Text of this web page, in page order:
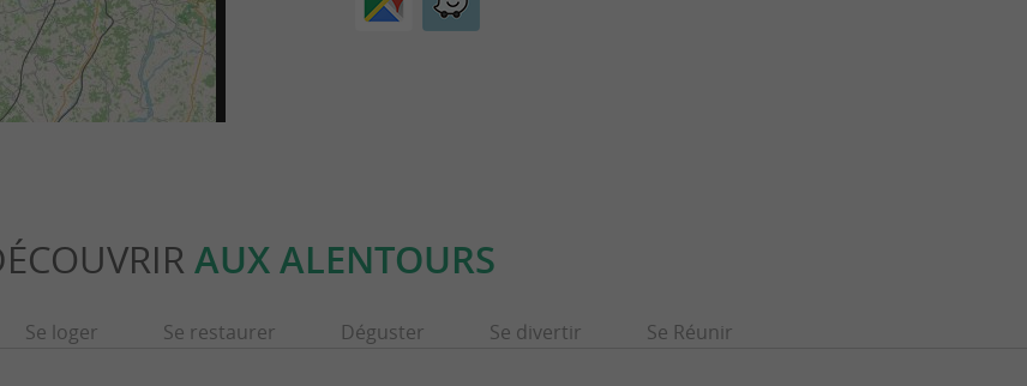
AUX ALENTOURS
Se loger Se restaurer Déguster Se divertir Se Réunir